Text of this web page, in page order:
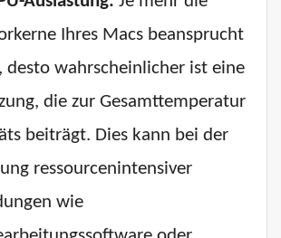
Ihres Macs beansprucht
desto wahrscheinlicher ist eine
die zur Gesamttemperatur
beiträgt. Dies kann bei der
ressourcenintensiver
wie